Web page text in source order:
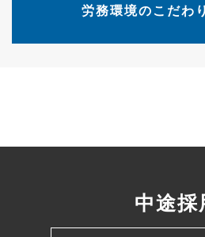
労務環境のこだわり
中途採